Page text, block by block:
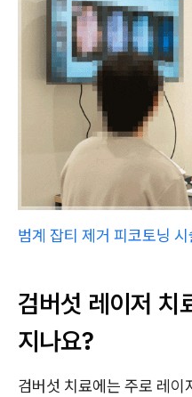
범계 잡티 제거 피코토닝
검버섯 레이저 치
지나요?
검버섯 치료에는 주로 레